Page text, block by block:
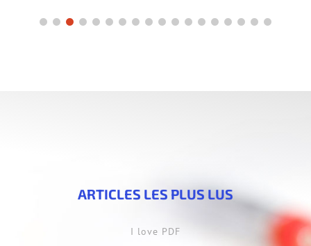
ARTICLES LES PLUS LUS
I love PDF